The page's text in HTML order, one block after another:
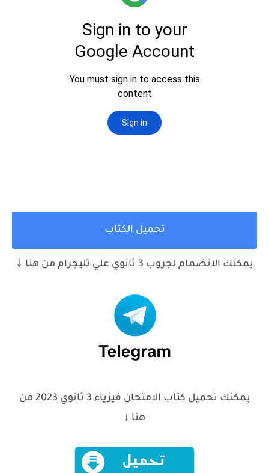
تحميل الكتاب
يمكنك الانضمام لجروب 3 ثانوي علي تليجرام من هنا ↓
يمكنك تحميل كتاب الامتحان فيزياء 3 ثانوي 2023 من
هنا ↓